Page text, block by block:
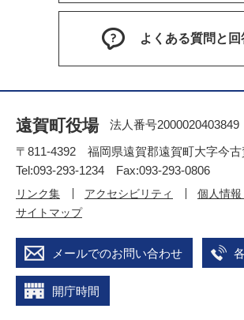
よくある質問と回
遠賀町役場
法人番号2000020403849
〒811-4392 福岡県遠賀郡遠賀町大字今古
Tel:093-293-1234 Fax:093-293-0806
リンク集 アクセシビリティ
個人情
サイトマップ
メールでのお問い合わせ
開庁時間